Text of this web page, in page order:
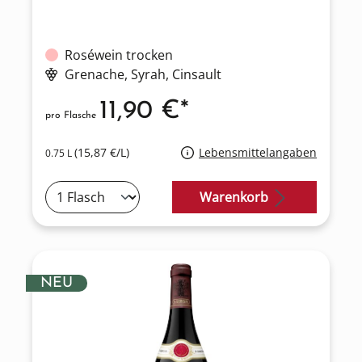
Roséwein trocken
Grenache, Syrah, Cinsault
0.75 L(15,87 €/L) Lebensmittelangaben
pro Flasche 11,90 €*
Warenkorb
NEU